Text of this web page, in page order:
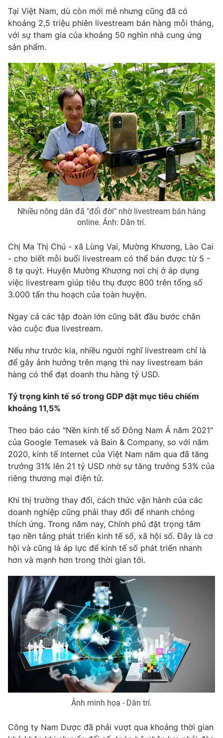
Giải sao mai
Sao
Làm đẹp
Chất lượng cuộc sống
Giáo dục
Tuyển sinh
Học trực tuyến
Công nghệ
Sản phẩm
Thị trường
Tư vấn
Giao lưu trực tuyến
Lịch phát sóng
Chuyên mục khác
Emagazine Podcast
Photo Infographic
Video Shorts video
VTV Sức khoẻ Bất động sản
Thị trường 24h Tấm lòng Việt
VTV4 Vươn mình bằng AI
VTV9 VTV8
Liên hệ tòa soạn English
THỜI BÁO VTV
Theo dõi báo trên
Cơ quan báo chí:Thời báo VTV
Giấy phép hoạt động báo in và báo điện tử số 483/GP-BTTTT
cấp ngày 29/12/2023
Tổng Biên tập: Vũ Thanh Thủy
Phó Tổng Biên tập: Nguyễn Thị Mỹ Hạnh, Phạm Quốc Thắng,
Nguyễn Trọng Ninh
Tổng đài VTV:024.38 355 931 - 024.38 355 932
Ðiện thoại Thời báo VTV:
024.66 897 897
Email:toasoan@vtv.vn
Liên hệ quảng cáo:024-7300.7108
Tại Việt Nam, dù còn mới mẻ nhưng cũng đã có
khoảng 2,5 triệu phiên livestream bán hàng mỗi tháng,
với sự tham gia của khoảng 50 nghìn nhà cung ứng
sản phẩm.
Nhiều nông dân đã "đổi đời" nhờ livestream bán hàng
online. Ảnh: Dân trí.
Chị Ma Thị Chú - xã Lùng Vai, Mường Khương, Lào Cai
- cho biết mỗi buổi livestream có thể bán được từ 5 -
8 tạ quýt. Huyện Mường Khương nơi chị ở áp dụng
việc livestream giúp tiêu thụ được 800 trên tổng số
3.000 tấn thu hoạch của toàn huyện.
Ngay cả các tập đoàn lớn cũng bắt đầu bước chân
vào cuộc đua livestream.
Nếu như trước kia, nhiều người nghĩ livestream chỉ là
để gây ảnh hưởng trên mạng thì nay livestream bán
hàng có thể đạt doanh thu hàng tỷ USD.
Tỷ trọng kinh tế số trong GDP đặt mục tiêu chiếm
khoảng 11,5%
Theo báo cáo "Nền kinh tế số Đông Nam Á năm 2021"
của Google Temasek và Bain & Company, so với năm
2020, kinh tế Internet của Việt Nam năm qua đã tăng
trưởng 31% lên 21 tỷ USD nhờ sự tăng trưởng 53% của
riêng thương mại điện tử.
Khi thị trường thay đổi, cách thức vận hành của các
doanh nghiệp cũng phải thay đổi để nhanh chóng
thích ứng. Trong năm nay, Chính phủ đặt trọng tâm
tạo nền tảng phát triển kinh tế số, xã hội số. Đây là cơ
hội và cũng là áp lực để kinh tế số phát triển nhanh
hơn và mạnh hơn trong thời gian tới.
Ảnh minh họa - Dân trí.
Công ty Nam Dược đã phải vượt qua khoảng thời gian